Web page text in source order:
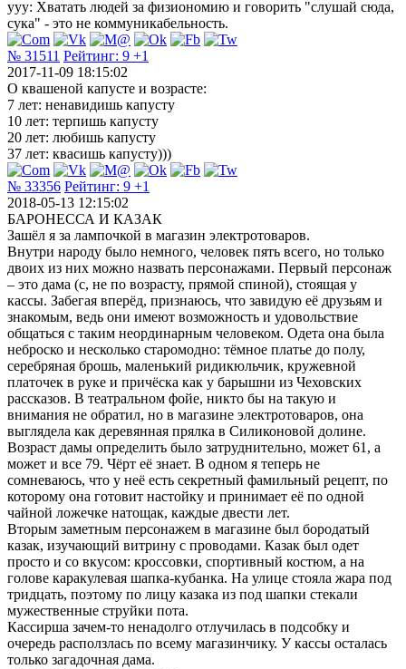
yyy: Хватать людей за физиономию и говорить "слушай сюда,
сука" - это не коммуникабельность.
№ 31511 Рейтинг: 9 +1
2017-11-09 18:15:02
О квашеной капусте и возрасте:
7 лет: ненавидишь капусту
10 лет: терпишь капусту
20 лет: любишь капусту
37 лет: квасишь капусту)))
№ 33356 Рейтинг: 9 +1
2018-05-13 12:15:02
БАРОНЕССА И КАЗАК
Зашёл я за лампочкой в магазин электротоваров.
Внутри народу было немного, человек пять всего, но только
двоих из них можно назвать персонажами. Первый персонаж
– это дама (с, не по возрасту, прямой спиной), стоящая у
кассы. Забегая вперёд, признаюсь, что завидую её друзьям и
знакомым, ведь они имеют возможность и удовольствие
общаться с таким неординарным человеком. Одета она была
неброско и несколько старомодно: тёмное платье до полу,
серебряная брошь, маленький ридикюльчик, кружевной
платочек в руке и причёска как у барышни из Чеховских
рассказов. В театральном фойе, никто бы на такую и
внимания не обратил, но в магазине электротоваров, она
выглядела как деревянная прялка в Силиконовой долине.
Возраст дамы определить было затруднительно, может 61, а
может и все 79. Чёрт её знает. В одном я теперь не
сомневаюсь, что у неё есть секретный фамильный рецепт, по
которому она готовит настойку и принимает её по одной
чайной ложечке натощак, каждые двести лет.
Вторым заметным персонажем в магазине был бородатый
казак, изучающий витрину с проводами. Казак был одет
просто и со вкусом: кроссовки, спортивный костюм, а на
голове каракулевая шапка-кубанка. На улице стояла жара под
тридцать, поэтому по лицу казака из под шапки стекали
мужественные струйки пота.
Кассирша зачем-то ненадолго отлучилась в подсобку и
очередь расползлась по всему магазинчику. У кассы осталась
только загадочная дама.